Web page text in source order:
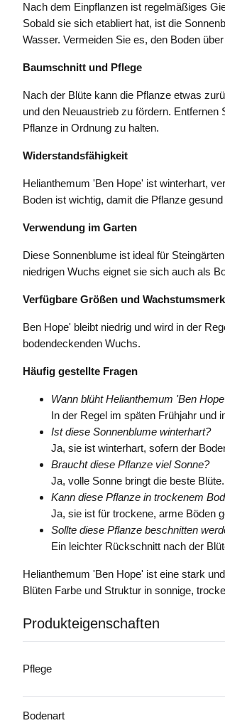
Nach dem Einpflanzen ist regelmäßiges
Sobald sie sich etabliert hat, ist die
Wasser. Vermeiden Sie es, den Boden
Baumschnitt und Pflege
Nach der Blüte kann die Pflanze etwas
und den Neuaustrieb zu fördern.
Pflanze in Ordnung zu halten.
Widerstandsfähigkeit
Helianthemum 'Ben Hope' ist winterhart,
Boden ist wichtig, damit die Pflanze gesund
Verwendung im Garten
Diese Sonnenblume ist ideal für
niedrigen Wuchs eignet sie sich auch als
Verfügbare Größen und
Ben Hope' bleibt niedrig und wird in der
bodendeckenden Wuchs.
Häufig gestellte Fragen
Wann blüht Helianthemum 'Ben
In der Regel im späten Frühjahr und
Ist diese Sonnenblume winterhart?
Ja, sie ist winterhart, sofern der
Braucht diese Pflanze viel Sonne?
Ja, volle Sonne bringt die beste Blüte.
Kann diese Pflanze in trockenem
Ja, sie ist für trockene, arme Böden
Sollte diese Pflanze beschnitten
Ein leichter Rückschnitt nach der
Helianthemum 'Ben Hope' ist eine stark
Blüten Farbe und Struktur in sonnige,
Produkteigenschaften
Pflege
Bodenart